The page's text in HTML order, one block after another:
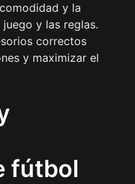
y la
y las reglas.
correctos
y maximizar el
fútbol